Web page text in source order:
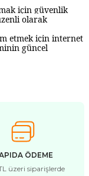
için güvenlik
olarak
etmek için internet
güncel
ÖDEME
üzeri siparişlerde